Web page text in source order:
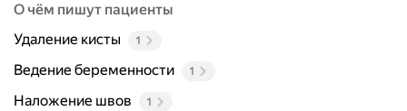
а
О чём пишут пациенты
Удаление кисты
1
Ведение беременности 1
Наложение швов 1